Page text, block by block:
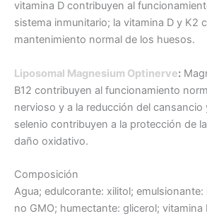
vitamina D contribuyen al
sistema inmunitario; la vitamina D y K2
mantenimiento normal de los huesos.
Liposomal Magnesium Optinerve:
B12 contribuyen al funcionamiento
nervioso y a la reducción del cansancio
selenio contribuyen a la protección de
daño oxidativo.
Composición
Agua; edulcorante: xilitol;
no GMO; humectante: glicerol; vitamina